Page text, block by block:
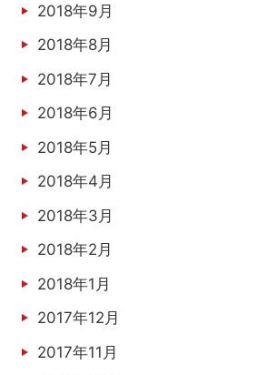
2018年9月
2018年8月
2018年7月
2018年6月
2018年5月
2018年4月
2018年3月
2018年2月
2018年1月
2017年12月
2017年11月